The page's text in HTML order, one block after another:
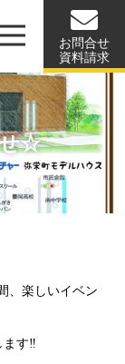
お問合せ
資料請求
☆
、楽しいイベン
ます‼